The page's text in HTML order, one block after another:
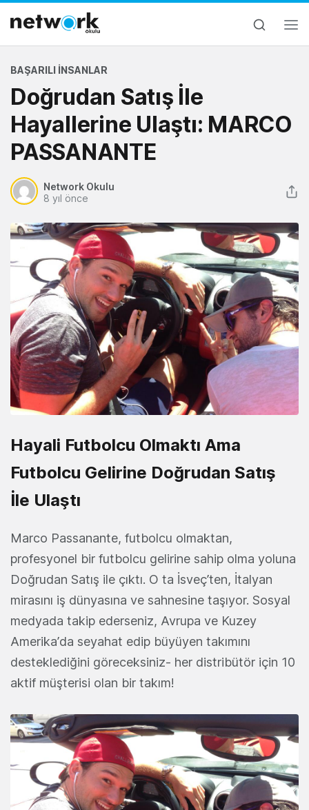
BAŞARILI İNSANLAR
Doğrudan Satış İle
Hayallerine Ulaştı: MARCO
PASSANANTE
Network Okulu
8 yıl önce
Hayali Futbolcu Olmaktı Ama
Futbolcu Gelirine Doğrudan Satış
İle Ulaştı
Marco Passanante, futbolcu olmaktan,
profesyonel bir futbolcu gelirine sahip olma yoluna
Doğrudan Satış ile çıktı. O ta İsveç’ten, İtalyan
mirasını iş dünyasına ve sahnesine taşıyor. Sosyal
medyada takip ederseniz, Avrupa ve Kuzey
Amerika’da seyahat edip büyüyen takımını
desteklediğini göreceksiniz- her distribütör için 10
aktif müşterisi olan bir takım!